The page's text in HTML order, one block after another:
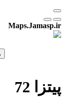
Maps.Jamasp.ir
پیتزا 72